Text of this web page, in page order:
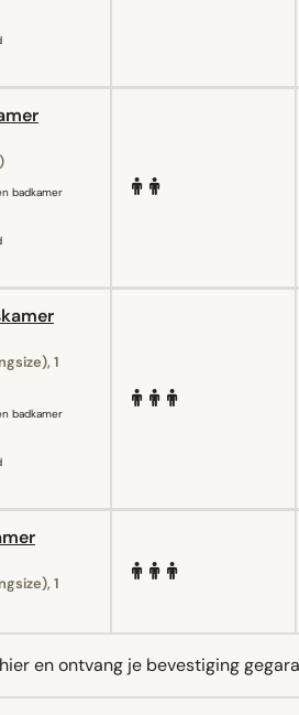
badkamer
1
badkamer
1
en ontvang je bevestiging